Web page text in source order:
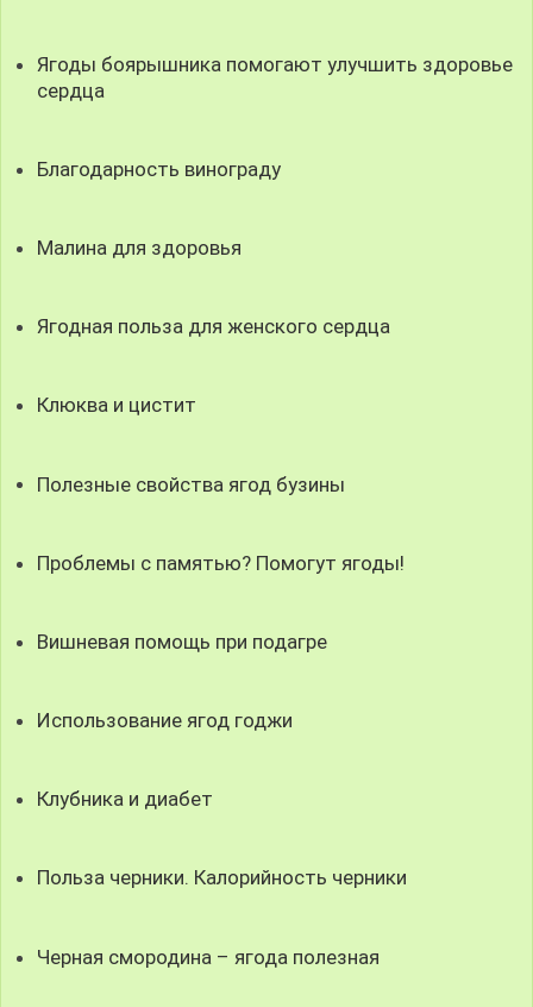
Ягоды боярышника помогают улучшить здоровье
сердца
Благодарность винограду
Малина для здоровья
Ягодная польза для женского сердца
Клюква и цистит
Полезные свойства ягод бузины
Проблемы с памятью? Помогут ягоды!
Вишневая помощь при подагре
Использование ягод годжи
Клубника и диабет
Польза черники. Калорийность черники
Черная смородина – ягода полезная